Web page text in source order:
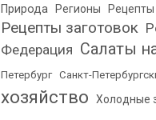
Природа Регионы
Рецепты заготовок
Федерация Салаты
Петербург Санкт-
хозяйство
Холодные